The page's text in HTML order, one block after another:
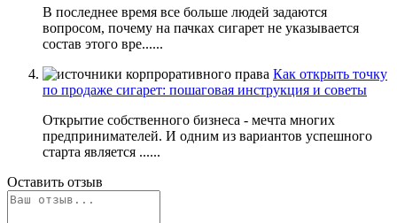
В последнее время все больше людей задаются
вопросом, почему на пачках сигарет не указывается
состав этого вре......
Как открыть точку
по продаже сигарет: пошаговая инструкция и советы
Открытие собственного бизнеса - мечта многих
предпринимателей. И одним из вариантов успешного
старта является ......
Оставить отзыв